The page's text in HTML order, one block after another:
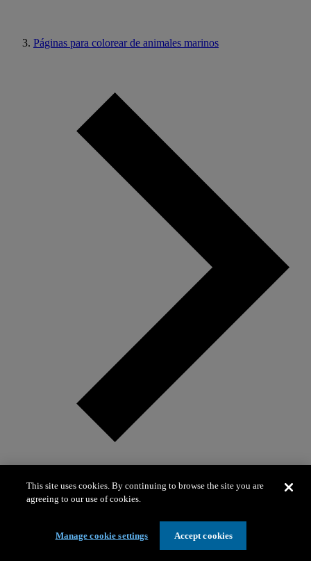
Páginas para colorear de animales marinos
Página para colorear: Mar de tiburones
Página para colorear: Mar de tiburones
This site uses cookies. By continuing to browse the site you are
agreeing to our use of cookies.
Manage cookie settings Accept cookies